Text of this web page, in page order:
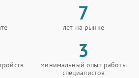
7
лет на рынке
3
минимальный опыт работы
специалистов